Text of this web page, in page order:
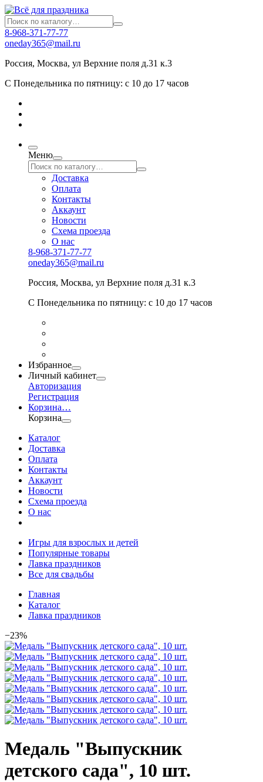
8-968-371-77-77
oneday365@mail.ru
Россия, Москва, ул Верхние поля д.31 к.3
С Понедельника по пятницу: с 10 до 17 часов
Меню
Доставка
Оплата
Контакты
Аккаунт
Новости
Схема проезда
О нас
8-968-371-77-77
oneday365@mail.ru
Россия, Москва, ул Верхние поля д.31 к.3
С Понедельника по пятницу: с 10 до 17 часов
Избранное
Личный кабинет
Авторизация
Регистрация
Корзина…
Корзина
Каталог
Доставка
Оплата
Контакты
Аккаунт
Новости
Схема проезда
О нас
Игры для взрослых и детей
Популярные товары
Лавка праздников
Все для свадьбы
Главная
Каталог
Лавка праздников
−23%
Медаль "Выпускник
детского сада", 10 шт.